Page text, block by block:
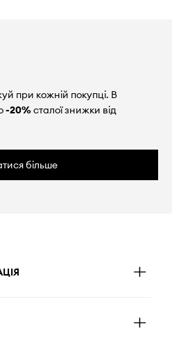
при кожній покупці. В
-20%сталої знижки від
більше